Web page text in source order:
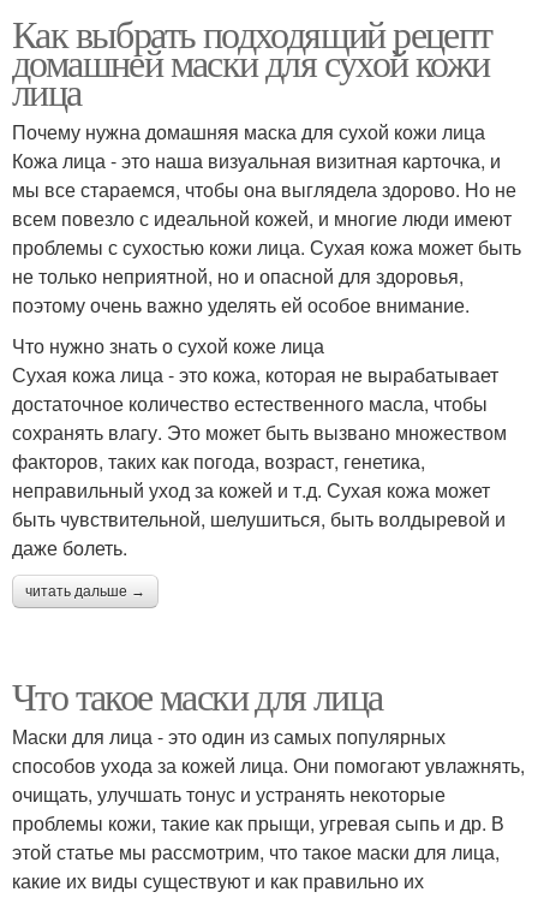
Как выбрать подходящий рецепт
домашней маски для сухой кожи
лица
Почему нужна домашняя маска для сухой кожи лица
Кожа лица - это наша визуальная визитная карточка, и
мы все стараемся, чтобы она выглядела здорово. Но не
всем повезло с идеальной кожей, и многие люди имеют
проблемы с сухостью кожи лица. Сухая кожа может быть
не только неприятной, но и опасной для здоровья,
поэтому очень важно уделять ей особое внимание.
Что нужно знать о сухой коже лица
Сухая кожа лица - это кожа, которая не вырабатывает
достаточное количество естественного масла, чтобы
сохранять влагу. Это может быть вызвано множеством
факторов, таких как погода, возраст, генетика,
неправильный уход за кожей и т.д. Сухая кожа может
быть чувствительной, шелушиться, быть волдыревой и
даже болеть.
читать дальше →
Что такое маски для лица
Маски для лица - это один из самых популярных
способов ухода за кожей лица. Они помогают увлажнять,
очищать, улучшать тонус и устранять некоторые
проблемы кожи, такие как прыщи, угревая сыпь и др. В
этой статье мы рассмотрим, что такое маски для лица,
какие их виды существуют и как правильно их